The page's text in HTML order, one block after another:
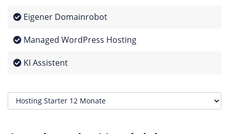
Eigener Domainrobot
Managed WordPress Hosting
KI Assistent